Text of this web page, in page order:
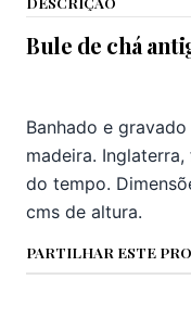
Bule de chá
DescriçBule de chá
Banhado e
madeira. Inglaterra,
do tempo.
cms de altura.
PARTILHAR ESTE